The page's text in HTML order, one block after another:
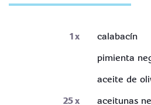
1x
calabacín
pimienta
aceite de
25x
aceitunas